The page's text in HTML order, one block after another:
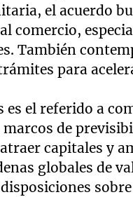
el acuerdo
comercio,
También
para
el referido a
marcos de
capitales y
globales de